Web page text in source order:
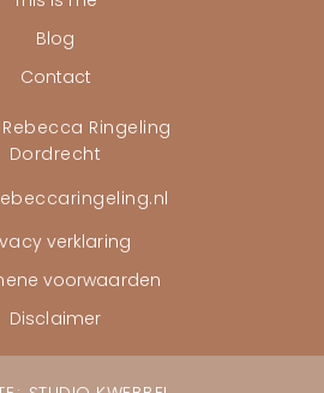
Ringeling
Dordrecht
verklaring
voorwaarden
Disclaimer
Blog
Contact